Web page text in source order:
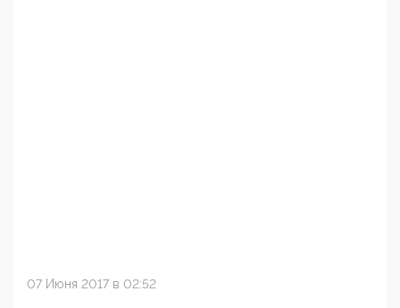
07 Июня 2017 в 02:52